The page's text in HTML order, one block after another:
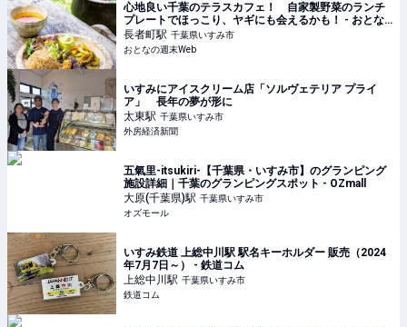
心地良い千葉のテラスカフェ！ 自家製野菜のランチ
プレートでほっこり、ヤギにも会えるかも！ - おとな
の週末Web
長者町駅 千葉県いすみ市
おとなの週末Web
いすみにアイスクリーム店「ソルヴェテリア プライ
ア」 長年の夢が形に
太東駅 千葉県いすみ市
外房経済新聞
五氣里-itsukiri-【千葉県・いすみ市】のグランピング
施設詳細｜千葉のグランピングスポット - OZmall
大原(千葉県)駅 千葉県いすみ市
オズモール
いすみ鉄道 上総中川駅 駅名キーホルダー 販売（2024
年7月7日～） - 鉄道コム
上総中川駅 千葉県いすみ市
鉄道コム